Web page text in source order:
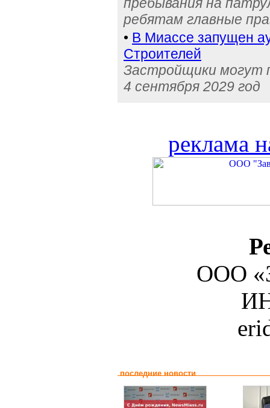
ребятам главные
• В Миассе запущен
Строителей
Застройщики могут
4 сентября 2029 год
реклама
ООО
последние новости